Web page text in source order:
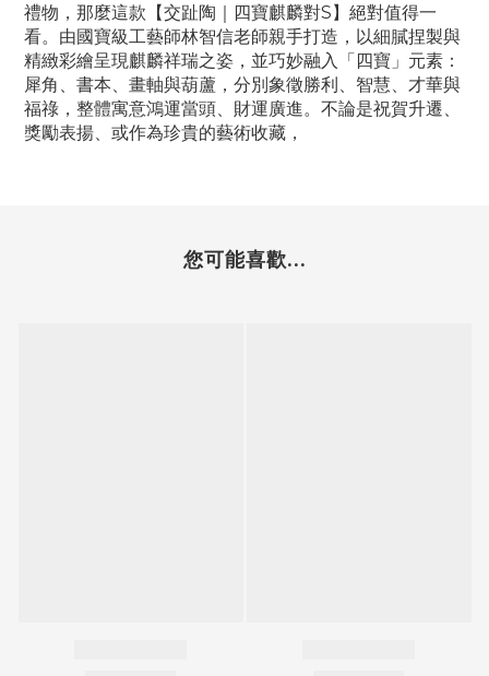
禮物，那麼這款【交趾陶｜四寶麒麟對S】絕對值得一
看。由國寶級工藝師林智信老師親手打造，以細膩捏製與
精緻彩繪呈現麒麟祥瑞之姿，並巧妙融入「四寶」元素：
犀角、書本、畫軸與葫蘆，分別象徵勝利、智慧、才華與
福祿，整體寓意鴻運當頭、財運廣進。不論是祝賀升遷、
獎勵表揚、或作為珍貴的藝術收藏，
您可能喜歡...